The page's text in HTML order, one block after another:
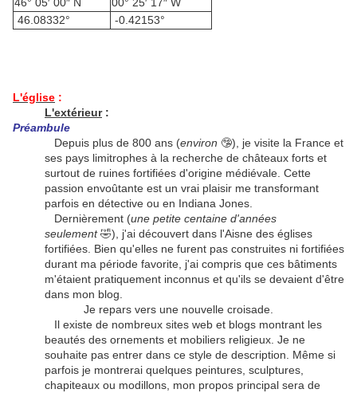
46.08332°
-0.42153°
L'église :
L'extérieur:
Préambule
Depuis plus de 800 ans (environ 🤥), je visite la France et
ses pays limitrophes à la recherche de châteaux forts et
surtout de ruines fortifiées d'origine médiévale. Cette
passion envoûtante est un vrai plaisir me transformant
parfois en détective ou en Indiana Jones.
Dernièrement (une petite centaine d'années
seulement🤣), j'ai découvert dans l'Aisne des églises
fortifiées. Bien qu'elles ne furent pas construites ni fortifiées
durant ma période favorite, j'ai compris que ces bâtiments
m'étaient pratiquement inconnus et qu'ils se devaient d'être
dans mon blog.
Je repars vers une nouvelle croisade.
Il existe de nombreux sites web et blogs montrant les
beautés des ornements et mobiliers religieux. Je ne
souhaite pas entrer dans ce style de description. Même si
parfois je montrerai quelques peintures, sculptures,
chapiteaux ou modillons, mon propos principal sera de